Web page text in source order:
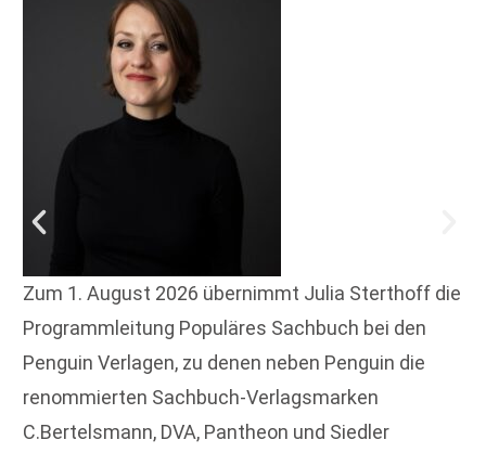
Zum 1. August 2026 übernimmt Julia Sterthoff die
Programmleitung Populäres Sachbuch bei den
Penguin Verlagen, zu denen neben Penguin die
renommierten Sachbuch-Verlagsmarken
C.Bertelsmann, DVA, Pantheon und Siedler